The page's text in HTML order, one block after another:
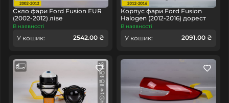
допомога у встановленні лінз, світловодів пропонуємо
нашихпартнерів.
Скло фари Ford Fusion EUR
(2002-2012) ліве
В наявності
У кошик: 2542.00 ₴
Корпус фари Ford Fusion
Halogen (2012-2016) дорест
лівий
В наявності
У кошик: 2091.00 ₴